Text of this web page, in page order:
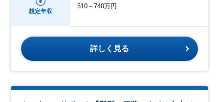
想定年収
510～740万円
詳しく見る